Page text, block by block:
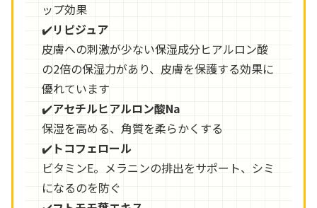
ップ効果
✔️リピジュア
皮膚への刺激が少ない保湿成分ヒアルロン酸
の2倍の保湿力があり、皮膚を保護する効果に
優れています
✔️アセチルヒアルロン酸Na
保湿を高める、角質を柔らかくする
✔️ トコフェロール
ビタミンE。メラニンの排出をサポート、シミ
になるのを防ぐ